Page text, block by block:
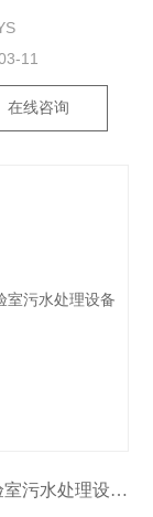
11
在线咨询
BSD-SYS铜川检测机构实验室污水处理设备厂家